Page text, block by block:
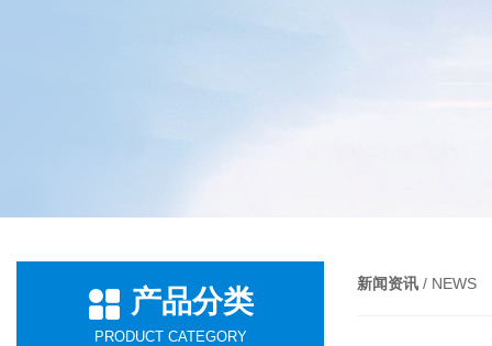
产品分类
PRODUCT CATEGORY
新闻资讯 / NEWS